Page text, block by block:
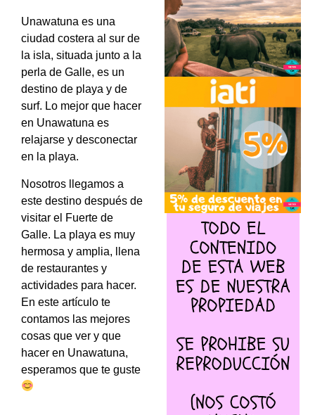
Unawatuna es una
ciudad costera al sur de
la isla, situada junto a la
perla de Galle, es un
destino de playa y de
surf. Lo mejor que hacer
en Unawatuna es
relajarse y desconectar
en la playa.
Nosotros llegamos a
este destino después de
visitar el Fuerte de
Galle. La playa es muy
hermosa y amplia, llena
de restaurantes y
actividades para hacer.
En este artículo te
contamos las mejores
cosas que ver y que
hacer en Unawatuna,
esperamos que te guste